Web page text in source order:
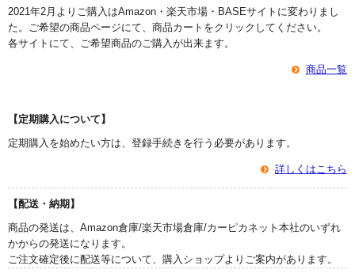
2021年2月よりご購入はAmazon・楽天市場・BASEサイトに変わりまし
た。ご希望の商品ページにて、商品カートをクリックしてください。
各サイトにて、ご希望商品のご購入が出来ます。
商品一覧
【定期購入について】
定期購入を始めたい方は、登録手続きを行う必要があります。
詳しくはこちら
【配送・納期】
商品の発送は、Amazon倉庫/楽天市場倉庫/カーピカネット本社のいずれ
かからの発送になります。
ご注文確定後に配送等について、購入ショップよりご案内があります。